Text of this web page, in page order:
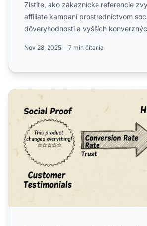
Zistite, ako zákaznícke referencie
affiliate kampaní prostredníctvom
dôveryhodnosti a vyšších
Nov 28, 2025 7 min čítania
Prečo sú recenzie kľúčové v affiliate